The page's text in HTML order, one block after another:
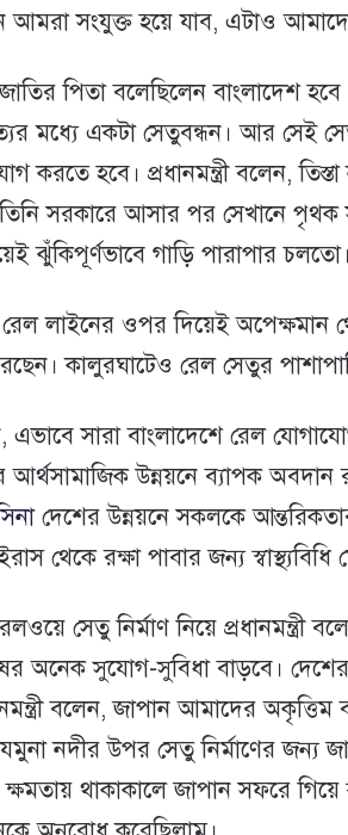
আমরা সংযুক্ত হয়ে যাব, এটাও
পিতা বলেছিলেন বাংলাদেশ হবে
মধ্যে একটা সেতুবন্ধন। আর সেই
করতে হবে। প্রধানমন্ত্রী বলেন,
সরকারে আসার পর সেখানে
ঝুঁকিপূর্ণভাবে গাড়ি পারাপার চলতো।
লাইনের ওপর দিয়েই অপেক্ষমান
কালুরঘাটেও রেল সেতুর
এভাবে সারা বাংলাদেশে রেল
আর্থসামাজিক উন্নয়নে ব্যাপক অবদান
দেশের উন্নয়নে সকলকে আন্তরিকতার
থেকে রক্ষা পাবার জন্য
সেতু নির্মাণ নিয়ে প্রধানমন্ত্রী
অনেক সুযোগ-সুবিধা বাড়বে।
বলেন, জাপান আমাদের
নদীর উপর সেতু নির্মাণের জন্য
থাকাকালে জাপান সফরে গিয়ে